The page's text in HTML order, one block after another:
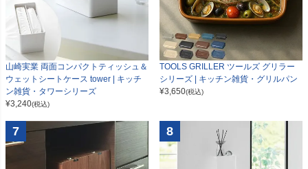
山崎実業 両面コンパクトティッシュ＆
ウェットシートケース tower | キッチ
ン雑貨・タワーシリーズ
¥3,240(税込)
TOOLS GRILLER ツールズ グリラー
シリーズ | キッチン雑貨・グリルパン
¥3,650(税込)
7 8